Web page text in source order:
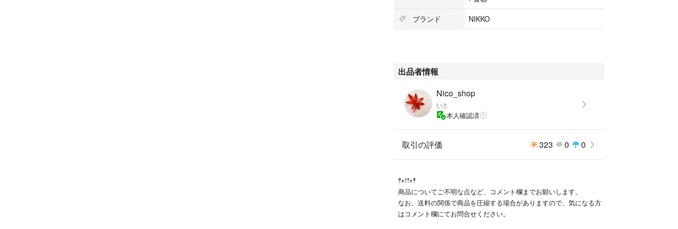
ブランド
NIKKO
出品者情報
Nico_shop
いと
本人確認済
取引の評価 323 0 0
𖤣𖥧𖥣𖡡𖥧𖤣
商品についてご不明な点など、コメント欄までお願いします。
なお、送料の関係で商品を圧縮する場合がありますので、気になる方
はコメント欄にてお問合せください。